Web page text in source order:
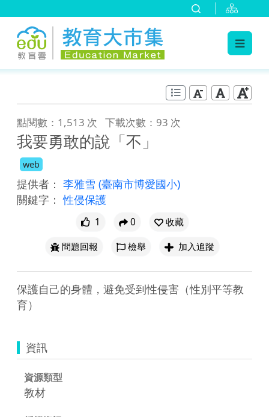
點閱數：1,513 次 下載次數：93 次
我要勇敢的說「不」
web
提供者： 李雅雪 (臺南市博愛國小)
關鍵字： 性侵保護
1 0
收藏
問題回報
檢舉 加入追蹤
保護自己的身體，避免受到性侵害（性別平等教
育）
資訊
資源類型
教材